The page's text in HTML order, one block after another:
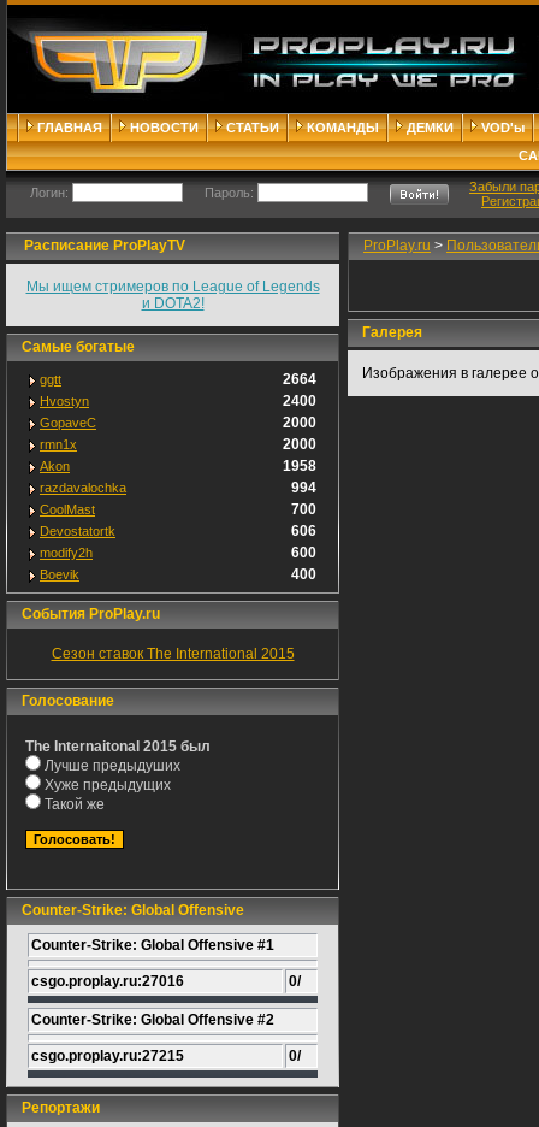
ГЛАВНАЯ НОВОСТИ СТАТЬИ КОМАНДЫ ДЕМКИ
VOD'ы
Логин: Пароль:
Забыли
Расписание ProPlayTV
Мы ищем стримеров по League of Legends
и DOTA2!
Самые богатые
ggtt 2664
Hvostyn 2400
GopaveC 2000
rmn1x 2000
Akon 1958
razdavalochka 994
CoolMast 700
Devostatortk 606
modify2h 600
Boevik 400
События ProPlay.ru
Сезон ставок The International 2015
Голосование
The Internaitonal 2015 был
Лучше предыдуших
Хуже предыдущих
Такой же
Counter-Strike: Global Offensive
Counter-Strike: Global Offensive #1
csgo.proplay.ru:27016 0/
Counter-Strike: Global Offensive #2
csgo.proplay.ru:27215 0/
Репортажи
ProPlay.ru >
Галерея
Изображения в галерее